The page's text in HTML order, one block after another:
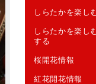
しらたかを楽し
しらたかを楽し
する
桜開花情報
紅花開花情報